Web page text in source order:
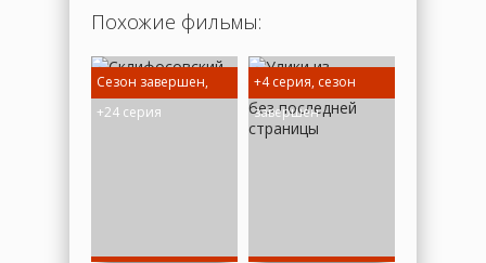
Похожие фильмы:
Сезон завершен,
+24 серия
+4 серия, сезон
завершен